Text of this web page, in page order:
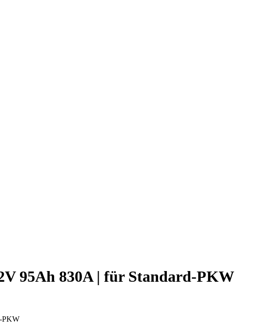
95Ah 830A | für Standard-PKW